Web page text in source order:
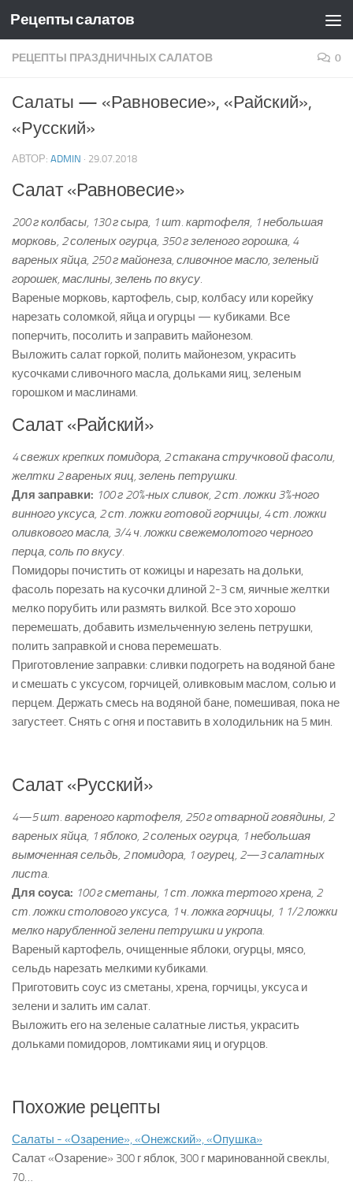
Skip to content
Рецепты салатов
РЕЦЕПТЫ ПРАЗДНИЧНЫХ САЛАТОВ 0
Салаты — «Равновесие», «Райский»,
«Русский»
АВТОР: ADMIN · 29.07.2018
Салат «Равновесие»
200 г колбасы, 130 г сыра, 1 шт. картофеля, 1 небольшая
морковь, 2 соленых огурца, 350 г зеленого горошка, 4
вареных яйца, 250 г майонеза, сливочное масло, зеленый
горошек, маслины, зелень по вкусу.
Вареные морковь, картофель, сыр, колбасу или корейку
нарезать соломкой, яйца и огурцы — кубиками. Все
поперчить, посолить и заправить майонезом.
Выложить салат горкой, полить майонезом, украсить
кусочками сливочного масла, дольками яиц, зеленым
горошком и маслинами.
Салат «Райский»
4 свежих крепких помидора, 2 стакана стручковой фасоли,
желтки 2 вареных яиц, зелень петрушки.
Для заправки: 100 г 20%-ных сливок, 2 ст. ложки 3%-ного
винного уксуса, 2 ст. ложки готовой горчицы, 4 ст. ложки
оливкового масла, 3/4 ч. ложки свежемолотого черного
перца, соль по вкусу.
Помидоры почистить от кожицы и нарезать на дольки,
фасоль порезать на кусочки длиной 2-3 см, яичные желтки
мелко порубить или размять вилкой. Все это хорошо
перемешать, добавить измельченную зелень петрушки,
полить заправкой и снова перемешать.
Приготовление заправки: сливки подогреть на водяной бане
и смешать с уксусом, горчицей, оливковым маслом, солью и
перцем. Держать смесь на водяной бане, помешивая, пока не
загустеет. Снять с огня и поставить в холодильник на 5 мин.
Салат «Русский»
4—5 шт. вареного картофеля, 250 г отварной говядины, 2
вареных яйца, 1 яблоко, 2 соленых огурца, 1 небольшая
вымоченная сельдь, 2 помидора, 1 огурец, 2—3 салатных
листа.
Для соуса: 100 г сметаны, 1 ст. ложка тертого хрена, 2
ст. ложки столового уксуса, 1 ч. ложка горчицы, 1 1/2 ложки
мелко нарубленной зелени петрушки и укропа.
Вареный картофель, очищенные яблоки, огурцы, мясо,
сельдь нарезать мелкими кубиками.
Приготовить соус из сметаны, хрена, горчицы, уксуса и
зелени и залить им салат.
Выложить его на зеленые салатные листья, украсить
дольками помидоров, ломтиками яиц и огурцов.
Похожие рецепты
Салаты - «Озарение», «Онежский», «Опушка»
Салат «Озарение» 300 г яблок, 300 г маринованной свеклы,
70…